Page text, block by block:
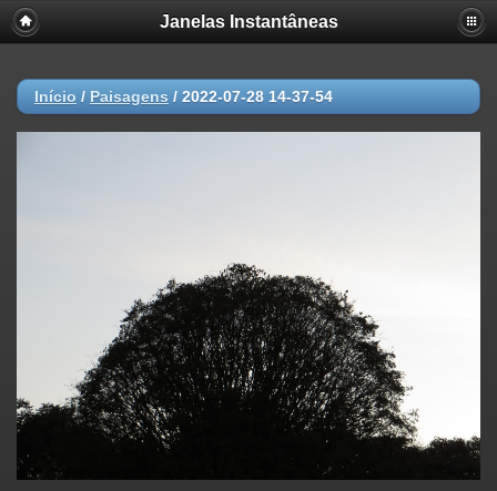
Janelas Instantâneas
Início / Paisagens / 2022-07-28 14-37-54